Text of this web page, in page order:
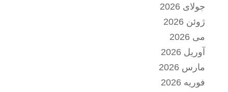
جولای 2026
ژوئن 2026
می 2026
آوریل 2026
مارس 2026
فوریه 2026